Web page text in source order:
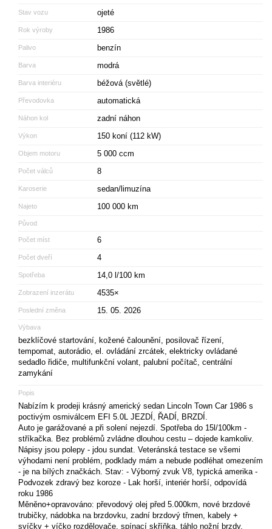
Stav vozu ojeté
Rok výroby 1986
Palivo benzín
Barva modrá
Barva interiéru béžová (světlé)
Převodovka automatická
Náhon kol zadní náhon
Výkon 150 koní (112 kW)
Objem motoru 5 000 ccm
Počet válců 8
Karoserie sedan/limuzína
Najeto 100 000 km
Původ
Počet míst 6
Počet dveří 4
Spotřeba 14,0 l/100 km
Zobrazení inzerátu 4535×
Poslední změna 15. 05. 2026
Výbava
bezklíčové startování, kožené čalounění, posilovač řízení,
tempomat, autorádio, el. ovládání zrcátek, elektricky ovládané
sedadlo řidiče, multifunkční volant, palubní počítač, centrální
zamykání
Popis
Nabízím k prodeji krásný americký sedan Lincoln Town Car 1986 s
poctivým osmiválcem EFI 5.0L JEZDÍ, ŘADÍ, BRZDÍ.
Auto je garážované a při solení nejezdí. Spotřeba do 15l/100km -
stříkačka. Bez problémů zvládne dlouhou cestu – dojede kamkoliv.
Nápisy jsou polepy - jdou sundat. Veteránská testace se všemi
výhodami není problém, podklady mám a nebude podléhat omezením
- je na bílých značkách. Stav: - Výborný zvuk V8, typická amerika -
Podvozek zdravý bez koroze - Lak horší, interiér horší, odpovídá
roku 1986
Měněno+opravováno: převodový olej před 5.000km, nové brzdové
trubičky, nádobka na brzdovku, zadní brzdový třmen, kabely +
svíčky + víčko rozdělovače, spínací skříňka, táhlo nožní brzdy,